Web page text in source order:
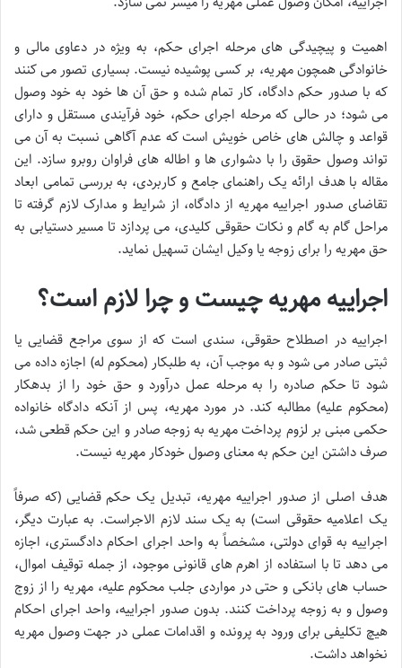
اهمیت و پیچیدگی های مرحله اجرای حکم، به ویژه در دعاوی مالی و
خانوادگی همچون مهریه، بر کسی پوشیده نیست. بسیاری تصور می کنند
که با صدور حکم دادگاه، کار تمام شده و حق آن ها خود به خود وصول
می شود؛ در حالی که مرحله اجرای حکم، خود فرآیندی مستقل و دارای
قواعد و چالش های خاص خویش است که عدم آگاهی نسبت به آن می
تواند وصول حقوق را با دشواری ها و اطاله های فراوان روبرو سازد. این
مقاله با هدف ارائه یک راهنمای جامع و کاربردی، به بررسی تمامی ابعاد
تقاضای صدور اجراییه مهریه از دادگاه، از شرایط و مدارک لازم گرفته تا
مراحل گام به گام و نکات حقوقی کلیدی، می پردازد تا مسیر دستیابی به
حق مهریه را برای زوجه یا وکیل ایشان تسهیل نماید.
اجراییه مهریه چیست و چرا لازم است؟
اجراییه در اصطلاح حقوقی، سندی است که از سوی مراجع قضایی یا
ثبتی صادر می شود و به موجب آن، به طلبکار (محکوم له) اجازه داده می
شود تا حکم صادره را به مرحله عمل درآورد و حق خود را از بدهکار
(محکوم علیه) مطالبه کند. در مورد مهریه، پس از آنکه دادگاه خانواده
حکمی مبنی بر لزوم پرداخت مهریه به زوجه صادر و این حکم قطعی شد،
صرف داشتن این حکم به معنای وصول خودکار مهریه نیست.
هدف اصلی از صدور اجراییه مهریه، تبدیل یک حکم قضایی (که صرفاً
یک اعلامیه حقوقی است) به یک سند لازم الاجراست. به عبارت دیگر،
اجراییه به قوای دولتی، مشخصاً به واحد اجرای احکام دادگستری، اجازه
می دهد تا با استفاده از اهرم های قانونی موجود، از جمله توقیف اموال،
حساب های بانکی و حتی در مواردی جلب محکوم علیه، مهریه را از زوج
وصول و به زوجه پرداخت کنند. بدون صدور اجراییه، واحد اجرای احکام
هیچ تکلیفی برای ورود به پرونده و اقدامات عملی در جهت وصول مهریه
نخواهد داشت.